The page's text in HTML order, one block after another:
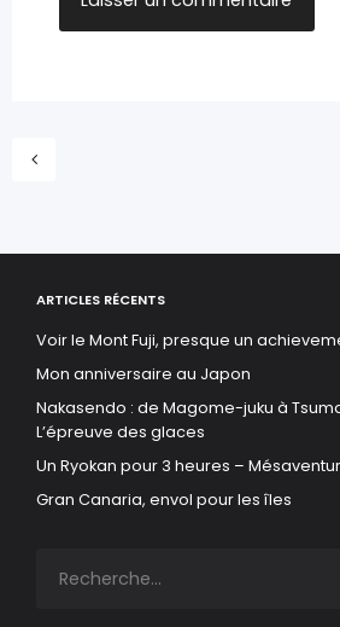
ARTICLES RÉCENTS
Voir le Mont Fuji, presque un
Mon anniversaire au Japon
Nakasendo : de Magome-juku à
L’épreuve des glaces
Un Ryokan pour 3 heures –
Gran Canaria, envol pour les îles